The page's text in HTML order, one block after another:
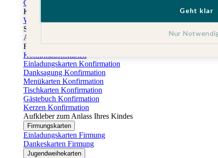
Gästebuch Taufe
Kartenbox Taufe
Willkommensschilder Taufe
Sticker Taufe
Absenderaufkleber Taufe
Fotobuch Taufe
Konfirmationskarten
Einladungskarten Konfirmation
Danksagung Konfirmation
Menükarten Konfirmation
Tischkarten Konfirmation
Gästebuch Konfirmation
Kerzen Konfirmation
Aufkleber zum Anlass Ihres Kindes
Firmungskarten
Einladungskarten Firmung
Dankeskarten Firmung
Jugendweihekarten
Nur
Geht klar